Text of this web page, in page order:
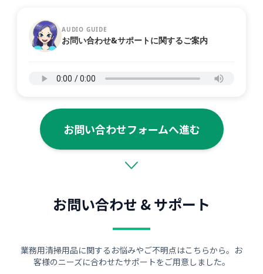
AUDIO GUIDE
お問い合わせ&サポートに関するご案内
お問い合わせフォームへ進む
お問い合わせ & サポート
業務用清掃用品に関するお悩みやご不明点はこちらから。お
客様のニーズに合わせたサポートをご用意しました。